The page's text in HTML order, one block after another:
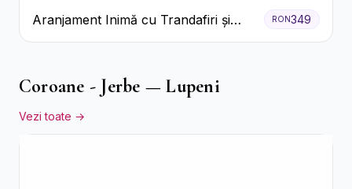
Aranjament Inimă cu Trandafiri și
Praline Ferrero
RON349
Coroane - Jerbe — Lupeni
Vezi toate →